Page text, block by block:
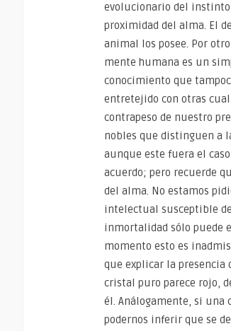
evolucionario del
proximidad del alma. El
animal los posee. Por
mente humana es un
conocimiento que
entretejido con otras
contrapeso de nuestro
nobles que distinguen a
aunque este fuera el
acuerdo; pero recuerde
del alma. No estamos
intelectual susceptible
inmortalidad sólo puede
momento esto es
que explicar la presencia
cristal puro parece rojo,
él. Análogamente, si una
podernos inferir que se